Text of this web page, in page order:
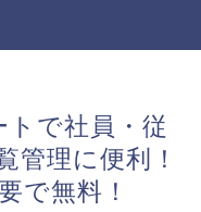
で社員・従
管理に便利！
で無料！